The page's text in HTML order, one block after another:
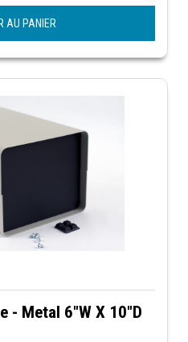
AU PANIER
- Metal 6"W X 10"D